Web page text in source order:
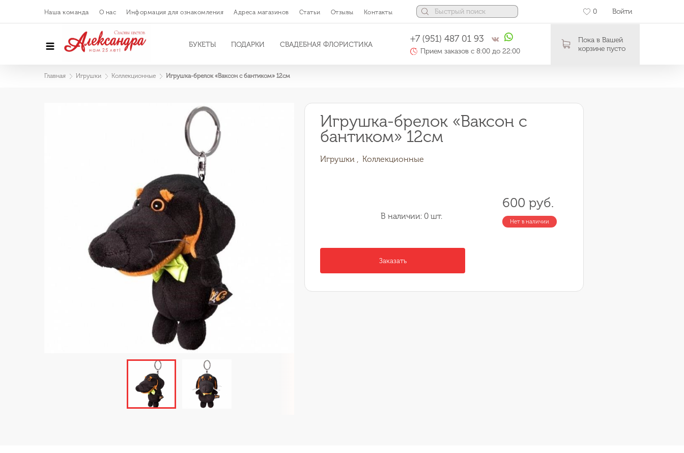
Наша команда О нас Информация для ознакомления Адреса магазинов Статьи Отзывы Контакты 0 Войти
БУКЕТЫ ПОДАРКИ СВАДЕБНАЯ ФЛОРИСТИКА
+7 (951) 487 01 93
Прием заказов с 8:00 до 22:00
Пока в Вашей
корзине пусто
Главная Игрушки Коллекционные Игрушка-брелок «Ваксон с бантиком» 12см
Игрушка-брелок «Ваксон с
бантиком» 12см
Игрушки , Коллекционные
В наличии: 0 шт.
600 руб.
Нет в наличии
Заказать